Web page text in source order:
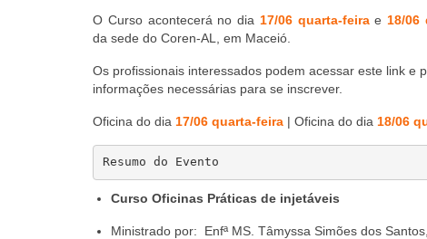
O Curso acontecerá no dia 17/06 quarta-feirae 18/06
da sede do Coren-AL, em Maceió.
Os profissionais interessados podem acessar este link e
informações necessárias para se inscrever.
Oficina do dia 17/06 quarta-feira | Oficina do dia 18/06
Resumo do Evento
Curso Oficinas Práticas de injetáveis
Ministrado por: Enfª MS. Tâmyssa Simões dos